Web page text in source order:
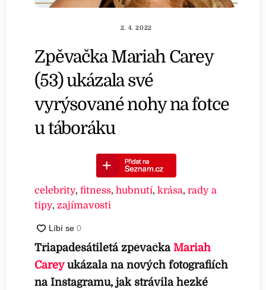
2. 4. 2022
Zpěvačka Mariah Carey
(53) ukázala své
vyrýsované nohy na fotce
u táboráku
celebrity,fitness,hubnutí,krása,rady a
tipy, zajímavosti
Třiapadesátiletá zpěvačkaMariah
Careyukázala na nových fotografiích
na Instagramu, jak strávila hezké